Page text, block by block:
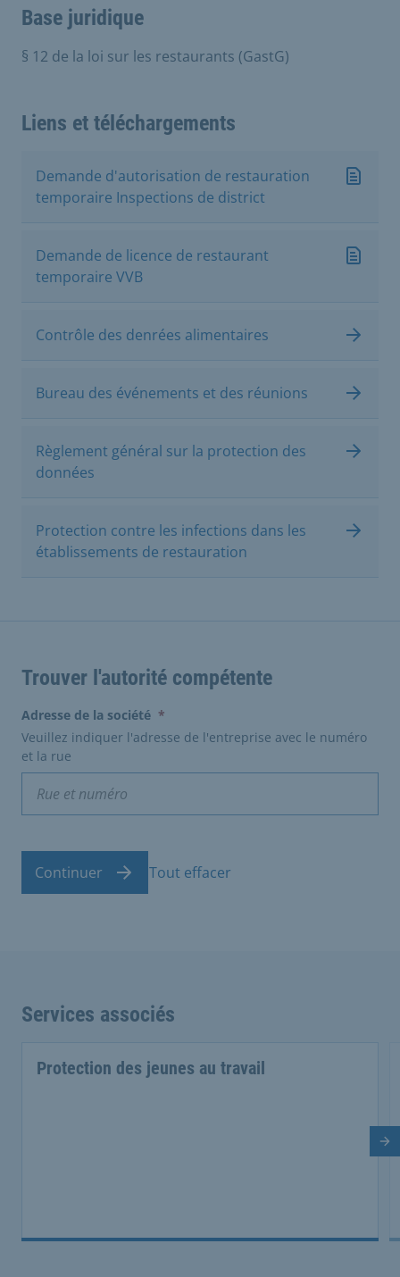
Base juridique
§ 12 de la loi sur les restaurants (GastG)
Liens et téléchargements
Demande d'autorisation de restauration
temporaire Inspections de district
Demande de licence de restaurant
temporaire VVB
Contrôle des denrées alimentaires
Bureau des événements et des réunions
Règlement général sur la protection des
données
Protection contre les infections dans les
établissements de restauration
Trouver l'autorité compétente
Adresse de la société *
Veuillez indiquer l'adresse de l'entreprise avec le numéro
et la rue
Continuer Tout effacer
Services associés
Protection des jeunes au travail